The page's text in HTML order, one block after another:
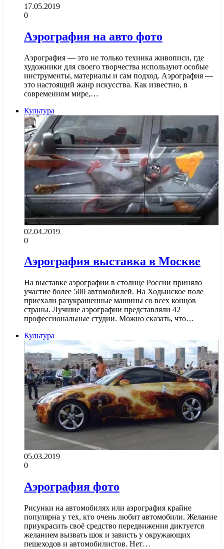
17.05.2019
0
Аэрография на авто фото
Аэрография — это не только техника живописи, где
художники для своего творчества используют особые
инструменты, материалы и сам подход. Аэрография —
это настоящий жанр искусства. Как известно, в
современном мире,…
Культура
02.04.2019
0
Аэрография выставка в Москве
На выставке аэрографии в столице России приняло
участие более 500 автомобилей. На Ходынское поле
приехали разукрашенные машины со всех концов
страны. Лучшие аэрографии представляли 42
профессиональные студии. Можно сказать, что…
Культура
05.03.2019
0
Аэрография фото
Рисунки на автомобилях или аэрография крайне
популярна у тех, кто очень любит автомобили. Желание
приукрасить своё средство передвижения диктуется
желанием вызвать шок и зависть у окружающих
пешеходов и автомобилистов. Нет…